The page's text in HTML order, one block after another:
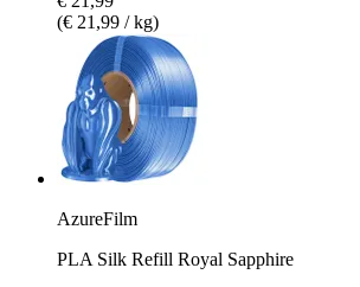
(€ 21,99 / kg)
AzureFilm
PLA Silk Refill Royal Sapphire